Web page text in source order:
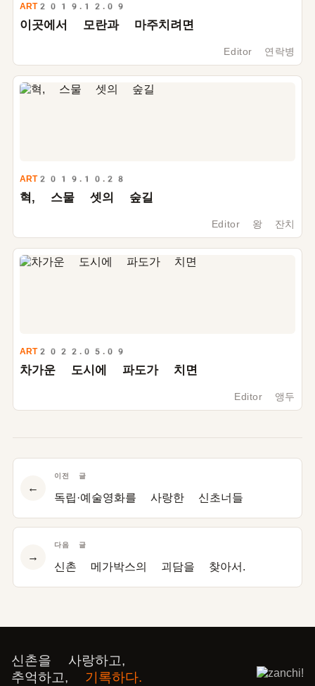
ART2019.12.09
이곳에서 모란과 마주치려면
Editor 연락병
ART2019.10.28
혁, 스물 셋의 숲길
Editor 왕 잔치
ART2022.05.09
차가운 도시에 파도가 치면
Editor 앵두
←
이전 글
독립·예술영화를 사랑한 신초너들
다음 글
신촌 메가박스의 괴담을 찾아서.
→
신촌을 사랑하고,
추억하고, 기록하다.